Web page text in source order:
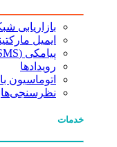
بازاریابی
ایمیل
پیامکی (SMS مارکتینگ)
رویدادها
اتوماسیون
نظرسنجی‌ها
خدمات